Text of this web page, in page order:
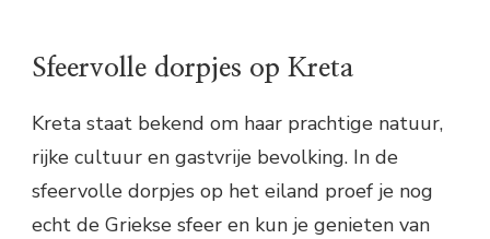
Sfeervolle dorpjes op Kreta
Kreta staat bekend om haar prachtige natuur,
rijke cultuur en gastvrije bevolking. In de
sfeervolle dorpjes op het eiland proef je nog
echt de Griekse sfeer en kun je genieten van